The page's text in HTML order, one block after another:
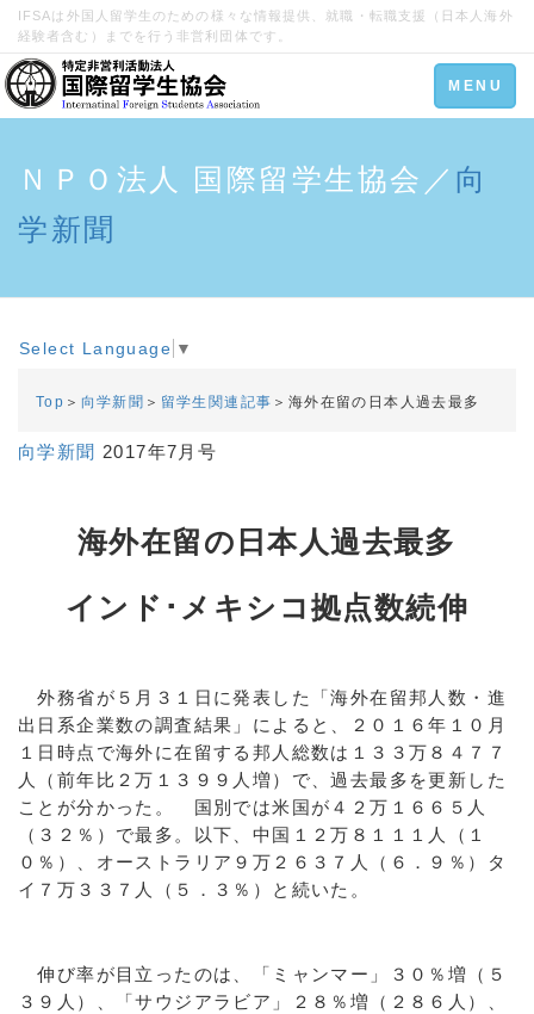
IFSAは外国人留学生のための様々な情報提供、就職・転職支援（日本人海外
経験者含む）までを行う非営利団体です。
Toggle
navigation
MENU
ＮＰＯ法人 国際留学生協会／ 向
学新聞
Select Language ▼
Top ＞ 向学新聞 ＞ 留学生関連記事 ＞海外在留の日本人過去最多
向学新聞 2017年7月号
海外在留の日本人過去最多
インド･メキシコ拠点数続伸
外務省が５月３１日に発表した「海外在留邦人数・進
出日系企業数の調査結果」によると、２０１６年１０月
１日時点で海外に在留する邦人総数は１３３万８４７７
人（前年比２万１３９９人増）で、過去最多を更新した
ことが分かった。 国別では米国が４２万１６６５人
（３２％）で最多。以下、中国１２万８１１１人（１
０％）、オーストラリア９万２６３７人（６．９％）タ
イ７万３３７人（５．３％）と続いた。
伸び率が目立ったのは、「ミャンマー」３０％増（５
３９人）、「サウジアラビア」２８％増（２８６人）、